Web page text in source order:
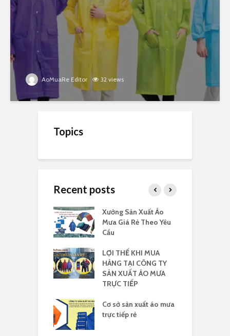
AoMuaRe Editor 32 views
Topics
Recent posts
Xưởng Sản Xuất Áo
Mưa Giá Rẻ Theo Yêu
Cầu
LỢI THẾ KHI MUA
HÀNG TẠI CÔNG TY
SẢN XUẤT ÁO MƯA
TRỰC TIẾP
Cơ sở sản xuất áo mưa
trực tiếp rẻ